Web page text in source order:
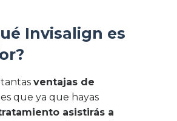
Invisalign es
ventajas de
es que ya que hayas
asistirás a